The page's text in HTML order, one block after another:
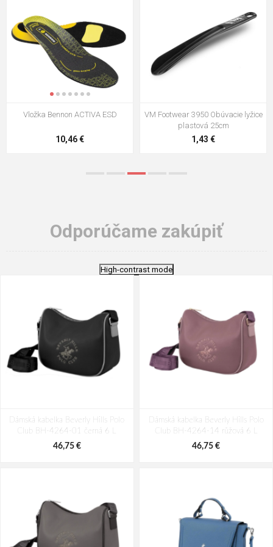
VM Footwear 3009 Vkladacia
5,21 €
VM Footwear 3102 Šnúrky ploché
0,79 €
Odporúčame zakúpiť
High-contrast mode
Dámská kabelka Beverly Hills Polo
Club BH-4264-01 černá 6 L
46,75 €
Dámská kabelka Beverly Hills Polo
Club BH-4264-14 růžová 6 L
46,75 €